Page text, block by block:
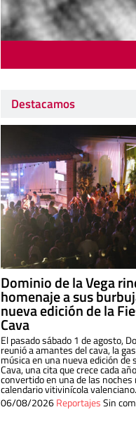
Destacamos
Dominio de la Vega
homenaje a sus
nueva edición de la
Cava
El pasado sábado 1 de agosto,
reunió a amantes del cava, la
música en una nueva edición de
Cava, una cita que crece cada
convertido en una de las
calendario vitivinícola valenciano.
06/08/2026ReportajesSin